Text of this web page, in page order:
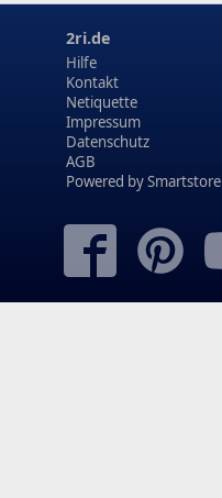
2ri.de
Hilfe
Kontakt
Netiquette
Impressum
Datenschutz
AGB
Powered bySmartstore